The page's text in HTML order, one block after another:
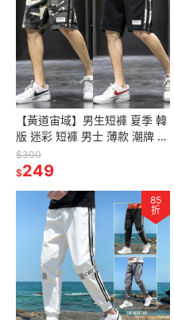
【黃道宙域】男生短褲 夏季 韓
版 迷彩 短褲 男士 薄款 潮牌 寬
鬆 五分褲 沙灘褲 運動 簡約 休
閒 男裝
$300
$249
85
折